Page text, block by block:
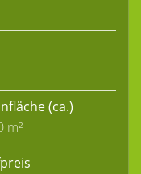
(ca.)
m²